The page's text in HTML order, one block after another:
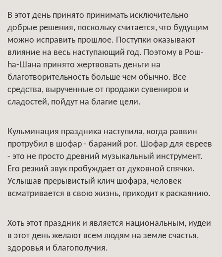
В этот день принято принимать исключительно
добрые решения, поскольку считается, что будущим
можно исправить прошлое. Поступки оказывают
влияние на весь наступающий год. Поэтому в Poш-
hа-Шана принято жертвовать деньги на
благотворительность больше чем обычно. Все
средства, вырученные от продажи сувениров и
сладостей, пойдут на благие цели.
Кульминация праздника наступила, когда раввин
протрубил в шофар - бараний рог. Шофар для евреев
- это не просто древний музыкальный инструмент.
Его резкий звук пробуждает от духовной спячки.
Услышав прерывистый клич шофара, человек
всматривается в свою жизнь, приходит к раскаянию.
Хоть этот праздник и является национальным, иудеи
в этот день желают всем людям на земле счастья,
здоровья и благополучия.